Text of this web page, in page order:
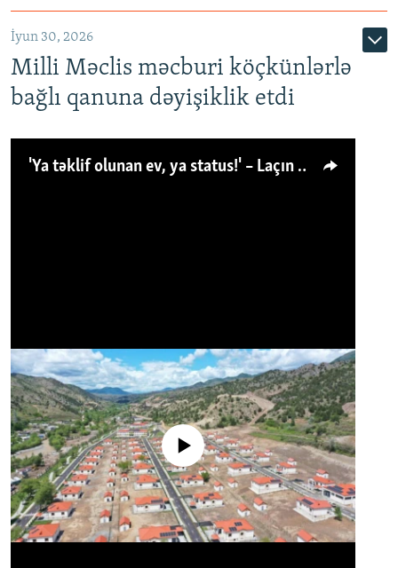
İyun 30, 2026
Milli Məclis məcburi köçkünlərlə
bağlı qanuna dəyişiklik etdi
'Ya təklif olunan ev, ya status!' – Laçın köçkünü: 'Laçından başqa heç hara!'
No media source currently available